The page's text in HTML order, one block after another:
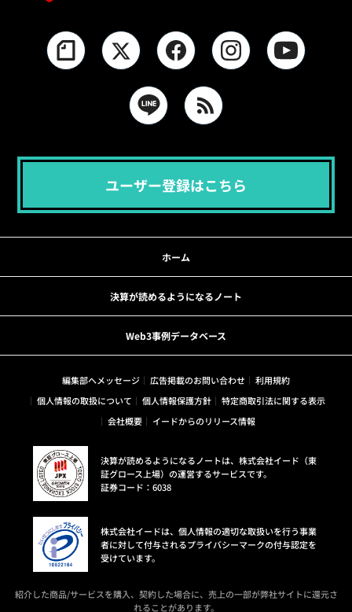
ユーザー登録はこちら
ホーム
決算が読めるようになるノート
Web3事例データベース
編集部へメッセージ 広告掲載のお問い合わせ
利用規約
個人情報の取扱について
個人情報保護方針
特定商取引法に関する表示
会社概要
イードからのリリース情報
決算が読めるようになるノートは、株式会社イード（東
証グロース上場）の運営するサービスです。
証券コード：6038
株式会社イードは、個人情報の適切な取扱いを行う事業
者に対して付与されるプライバシーマークの付与認定を
受けています。
紹介した商品/サービスを購入、契約した場合に、売上の一部が弊社サイトに還元さ
れることがあります。